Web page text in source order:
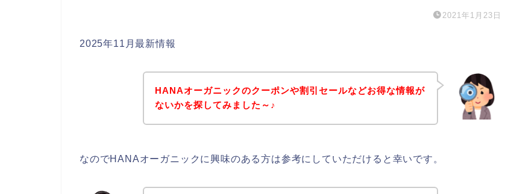
2021年1月23日
2025年11月最新情報
HANAオーガニックのクーポンや割引セールなどお得な情報が
ないかを探してみました～♪
なのでHANAオーガニックに興味のある方は参考にしていただけると幸いです。